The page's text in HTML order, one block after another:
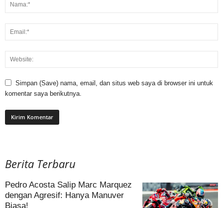
Simpan (Save) nama, email, dan situs web saya di browser ini untuk
komentar saya berikutnya.
Berita Terbaru
Pedro Acosta Salip Marc Marquez
dengan Agresif: Hanya Manuver
Biasa!